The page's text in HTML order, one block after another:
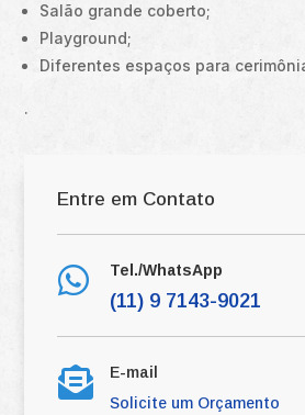
Salão grande coberto;
Playground;
Diferentes espaços para
.
Entre em Contato
 Tel./WhatsApp
(11) 9 7143-9021

E-mail
Solicite um Orçamento